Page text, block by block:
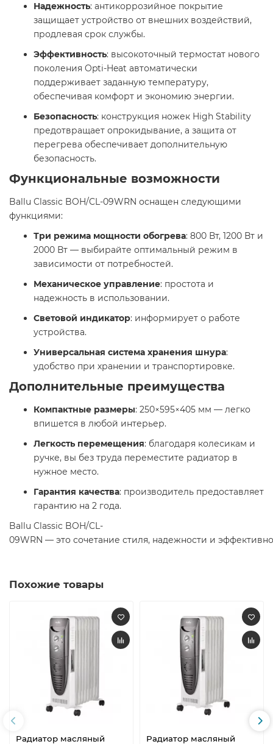
Надежность: антикоррозийное покрытие
защищает устройство от внешних воздействий,
продлевая срок службы.
Эффективность: высокоточный термостат нового
поколения Opti-Heat автоматически
поддерживает заданную температуру,
обеспечивая комфорт и экономию энергии.
Безопасность: конструкция ножек High Stability
предотвращает опрокидывание, а защита от
перегрева обеспечивает дополнительную
безопасность.​
Функциональные возможности
Ballu Classic BOH/CL-09WRN оснащен следующими
функциями:​
Три режима мощности обогрева: 800 Вт, 1200 Вт и
2000 Вт — выбирайте оптимальный режим в
зависимости от потребностей.
Механическое управление: простота и
надежность в использовании.
Световой индикатор: информирует о работе
устройства.
Универсальная система хранения шнура:
удобство при хранении и транспортировке.​
Дополнительные преимущества
Компактные размеры: 250×595×405 мм — легко
впишется в любой интерьер.
Легкость перемещения: благодаря колесикам и
ручке, вы без труда переместите радиатор в
нужное место.
Гарантия качества: производитель предоставляет
гарантию на 2 года.​
Ballu Classic BOH/CL-
09WRN — это сочетание стиля, надежности и
Похожие товары
Радиатор масляный Радиатор масляный